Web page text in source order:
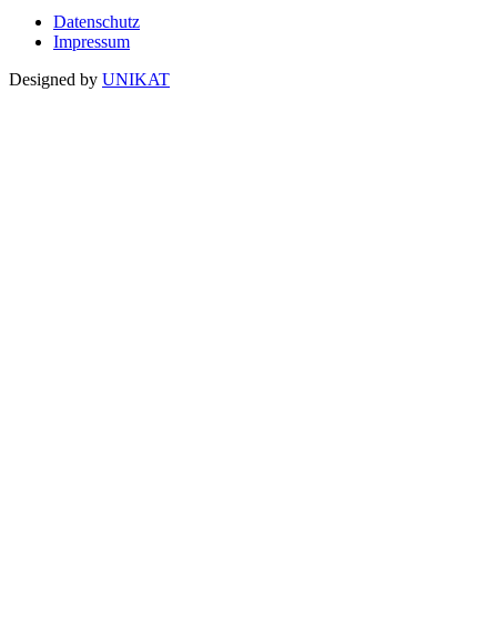
Datenschutz
Impressum
Designed by UNIKAT